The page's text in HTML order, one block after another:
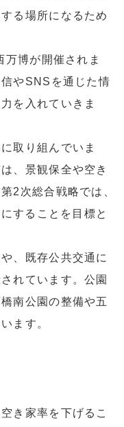
る場所になるため
博が開催されま
やSNSを通じた情
を入れていきま
取り組んでいま
、景観保全や空き
2次総合戦略では、
することを目標と
、既存公共交通に
れています。公園
南公園の整備や五
ます。
き家率を下げるこ